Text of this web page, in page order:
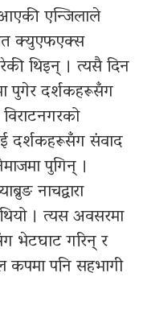
आएकी एन्जिलाले
क्युएफएक्स
थिइन् । त्यसै दिन
पुगेर दर्शकहरूसँग
दर्शकहरूसँग संवाद
पुगिन् ।
नाचद्वारा
। त्यस अवसरमा
भेटघाट गरिन् र
पनि सहभागी